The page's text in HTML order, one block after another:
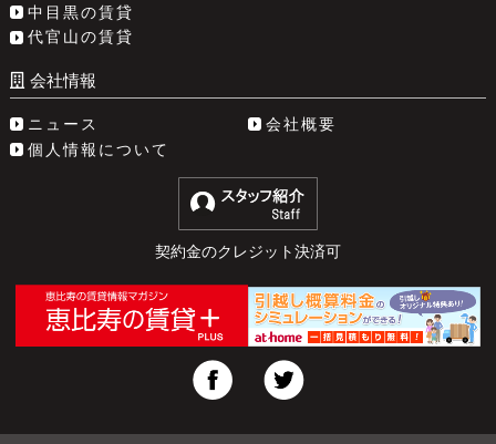
中目黒の賃貸
代官山の賃貸
会社情報
ニュース
会社概要
個人情報について
契約金のクレジット決済可